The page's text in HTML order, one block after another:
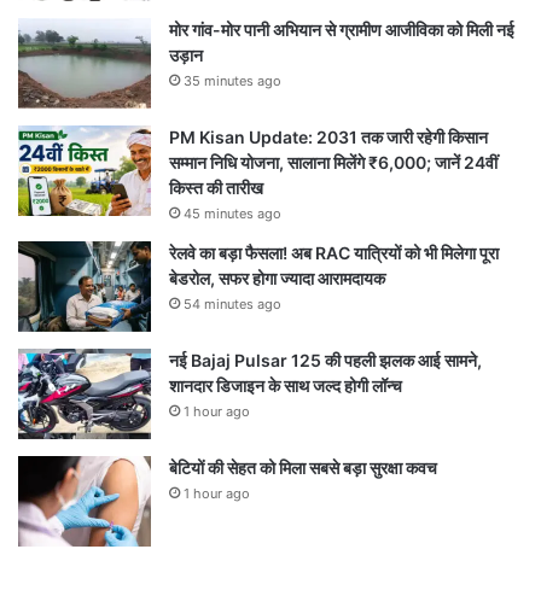
मोर गांव-मोर पानी अभियान से ग्रामीण आजीविका को मिली नई
उड़ान
35 minutes ago
PM Kisan Update: 2031 तक जारी रहेगी किसान
सम्मान निधि योजना, सालाना मिलेंगे ₹6,000; जानें 24वीं
किस्त की तारीख
45 minutes ago
रेलवे का बड़ा फैसला! अब RAC यात्रियों को भी मिलेगा पूरा
बेडरोल, सफर होगा ज्यादा आरामदायक
54 minutes ago
नई Bajaj Pulsar 125 की पहली झलक आई सामने,
शानदार डिजाइन के साथ जल्द होगी लॉन्च
1 hour ago
बेटियों की सेहत को मिला सबसे बड़ा सुरक्षा कवच
1 hour ago